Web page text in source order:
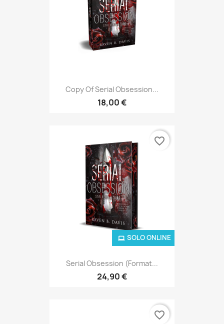
Copy Of Serial Obsession...
18,00 €
Serial Obsession (Format...
24,90 €
SOLO ONLINE
favorite_border
favorite_border